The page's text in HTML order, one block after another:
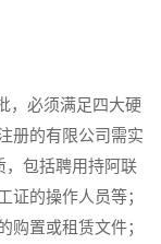
必须满足四大硬
册的有限公司需实
，包括聘用持阿联
证的操作人员等；
购置或租赁文件；